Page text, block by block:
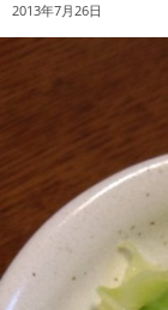
ノ
舎
2013年7月26日